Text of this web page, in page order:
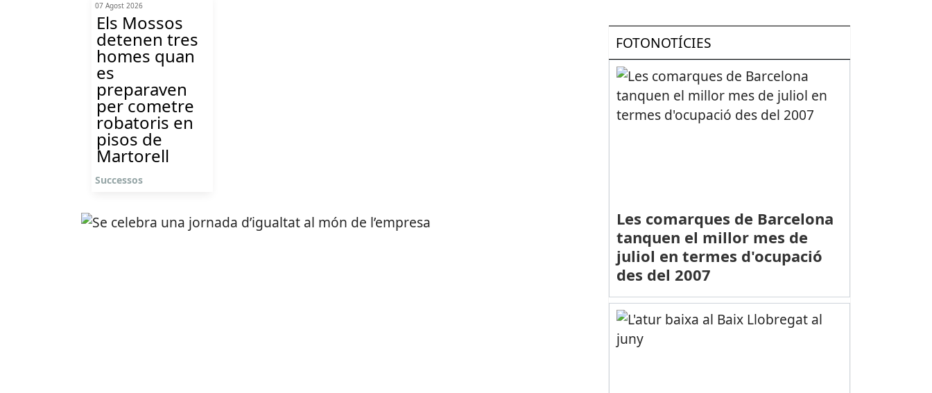
07 Agost 2026
Els Mossos
detenen tres
homes quan
es
preparaven
per cometre
robatoris en
pisos de
Martorell
Successos
FOTONOTÍCIES
Les comarques de Barcelona
tanquen el millor mes de
juliol en termes d'ocupació
des del 2007